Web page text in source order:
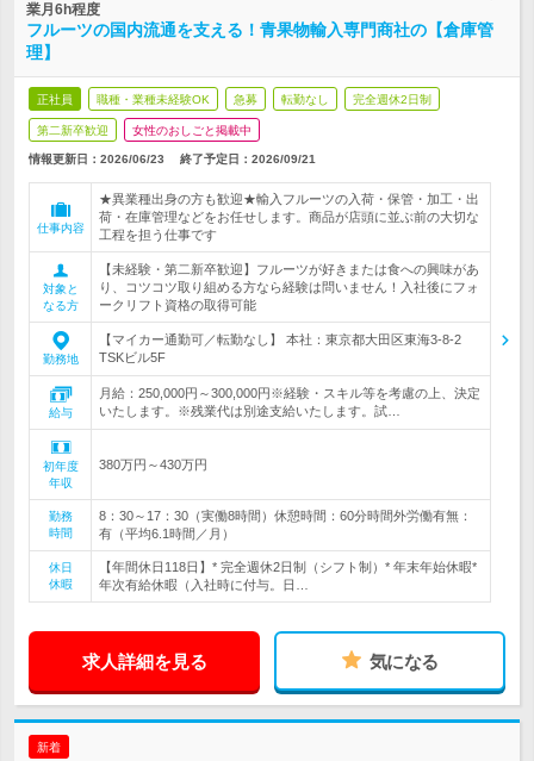
業月6h程度
フルーツの国内流通を支える！青果物輸入専門商社の【倉庫管
理】
正社員 職種・業種未経験OK 急募 転勤なし 完全週休2日制
第二新卒歓迎 女性のおしごと掲載中
情報更新日：2026/06/23 終了予定日： 2026/09/21
仕事内容
★異業種出身の方も歓迎★輸入フルーツの入荷・保管・加工・出
荷・在庫管理などをお任せします。商品が店頭に並ぶ前の大切な
工程を担う仕事です
対象と
なる方
【未経験・第二新卒歓迎】フルーツが好きまたは食への興味があ
り、コツコツ取り組める方なら経験は問いません！入社後にフォ
ークリフト資格の取得可能
勤務地
【マイカー通勤可／転勤なし】 本社：東京都大田区東海3-8-2
TSKビル5F
給与
月給：250,000円～300,000円※経験・スキル等を考慮の上、決定
いたします。※残業代は別途支給いたします。試…
初年度
年収
380万円～430万円
勤務
時間
8：30～17：30（実働8時間）休憩時間：60分時間外労働有無：
有（平均6.1時間／月）
休日
休暇
【年間休日118日】* 完全週休2日制（シフト制）* 年末年始休暇*
年次有給休暇（入社時に付与。日…
求人詳細を見る 気になる
新着